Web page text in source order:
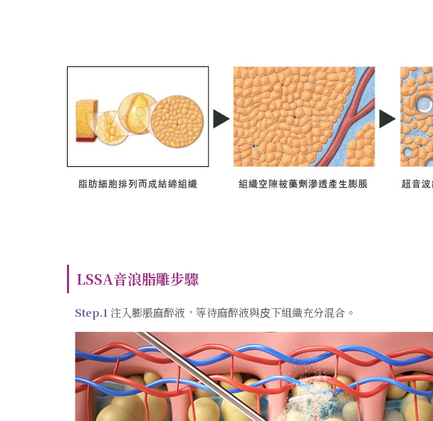
LSSA音浪脂雕步驟
Step.1 注入膨脹⿇醉液，等待⿇醉液與⽪下組織充分混合。